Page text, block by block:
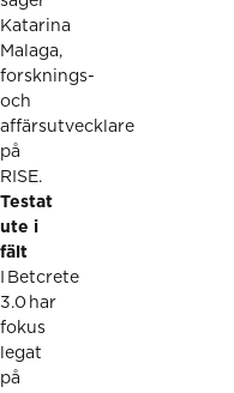
Katarina
Malaga,
forsknings-
och
affärsutvecklare
på
RISE.
Testat
ute i
fält
I Betcrete
3.0 har
fokus
legat
på